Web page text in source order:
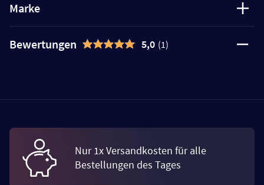
Marke
Bewertungen 5,0 (1)
Nur 1x Versandkosten für alle
Bestellungen des Tages